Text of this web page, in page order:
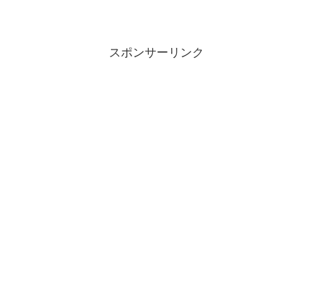
スポンサーリンク